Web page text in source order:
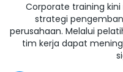
Shop
Corporate training
strategi
perusahaan. Melalui
tim kerja dapat